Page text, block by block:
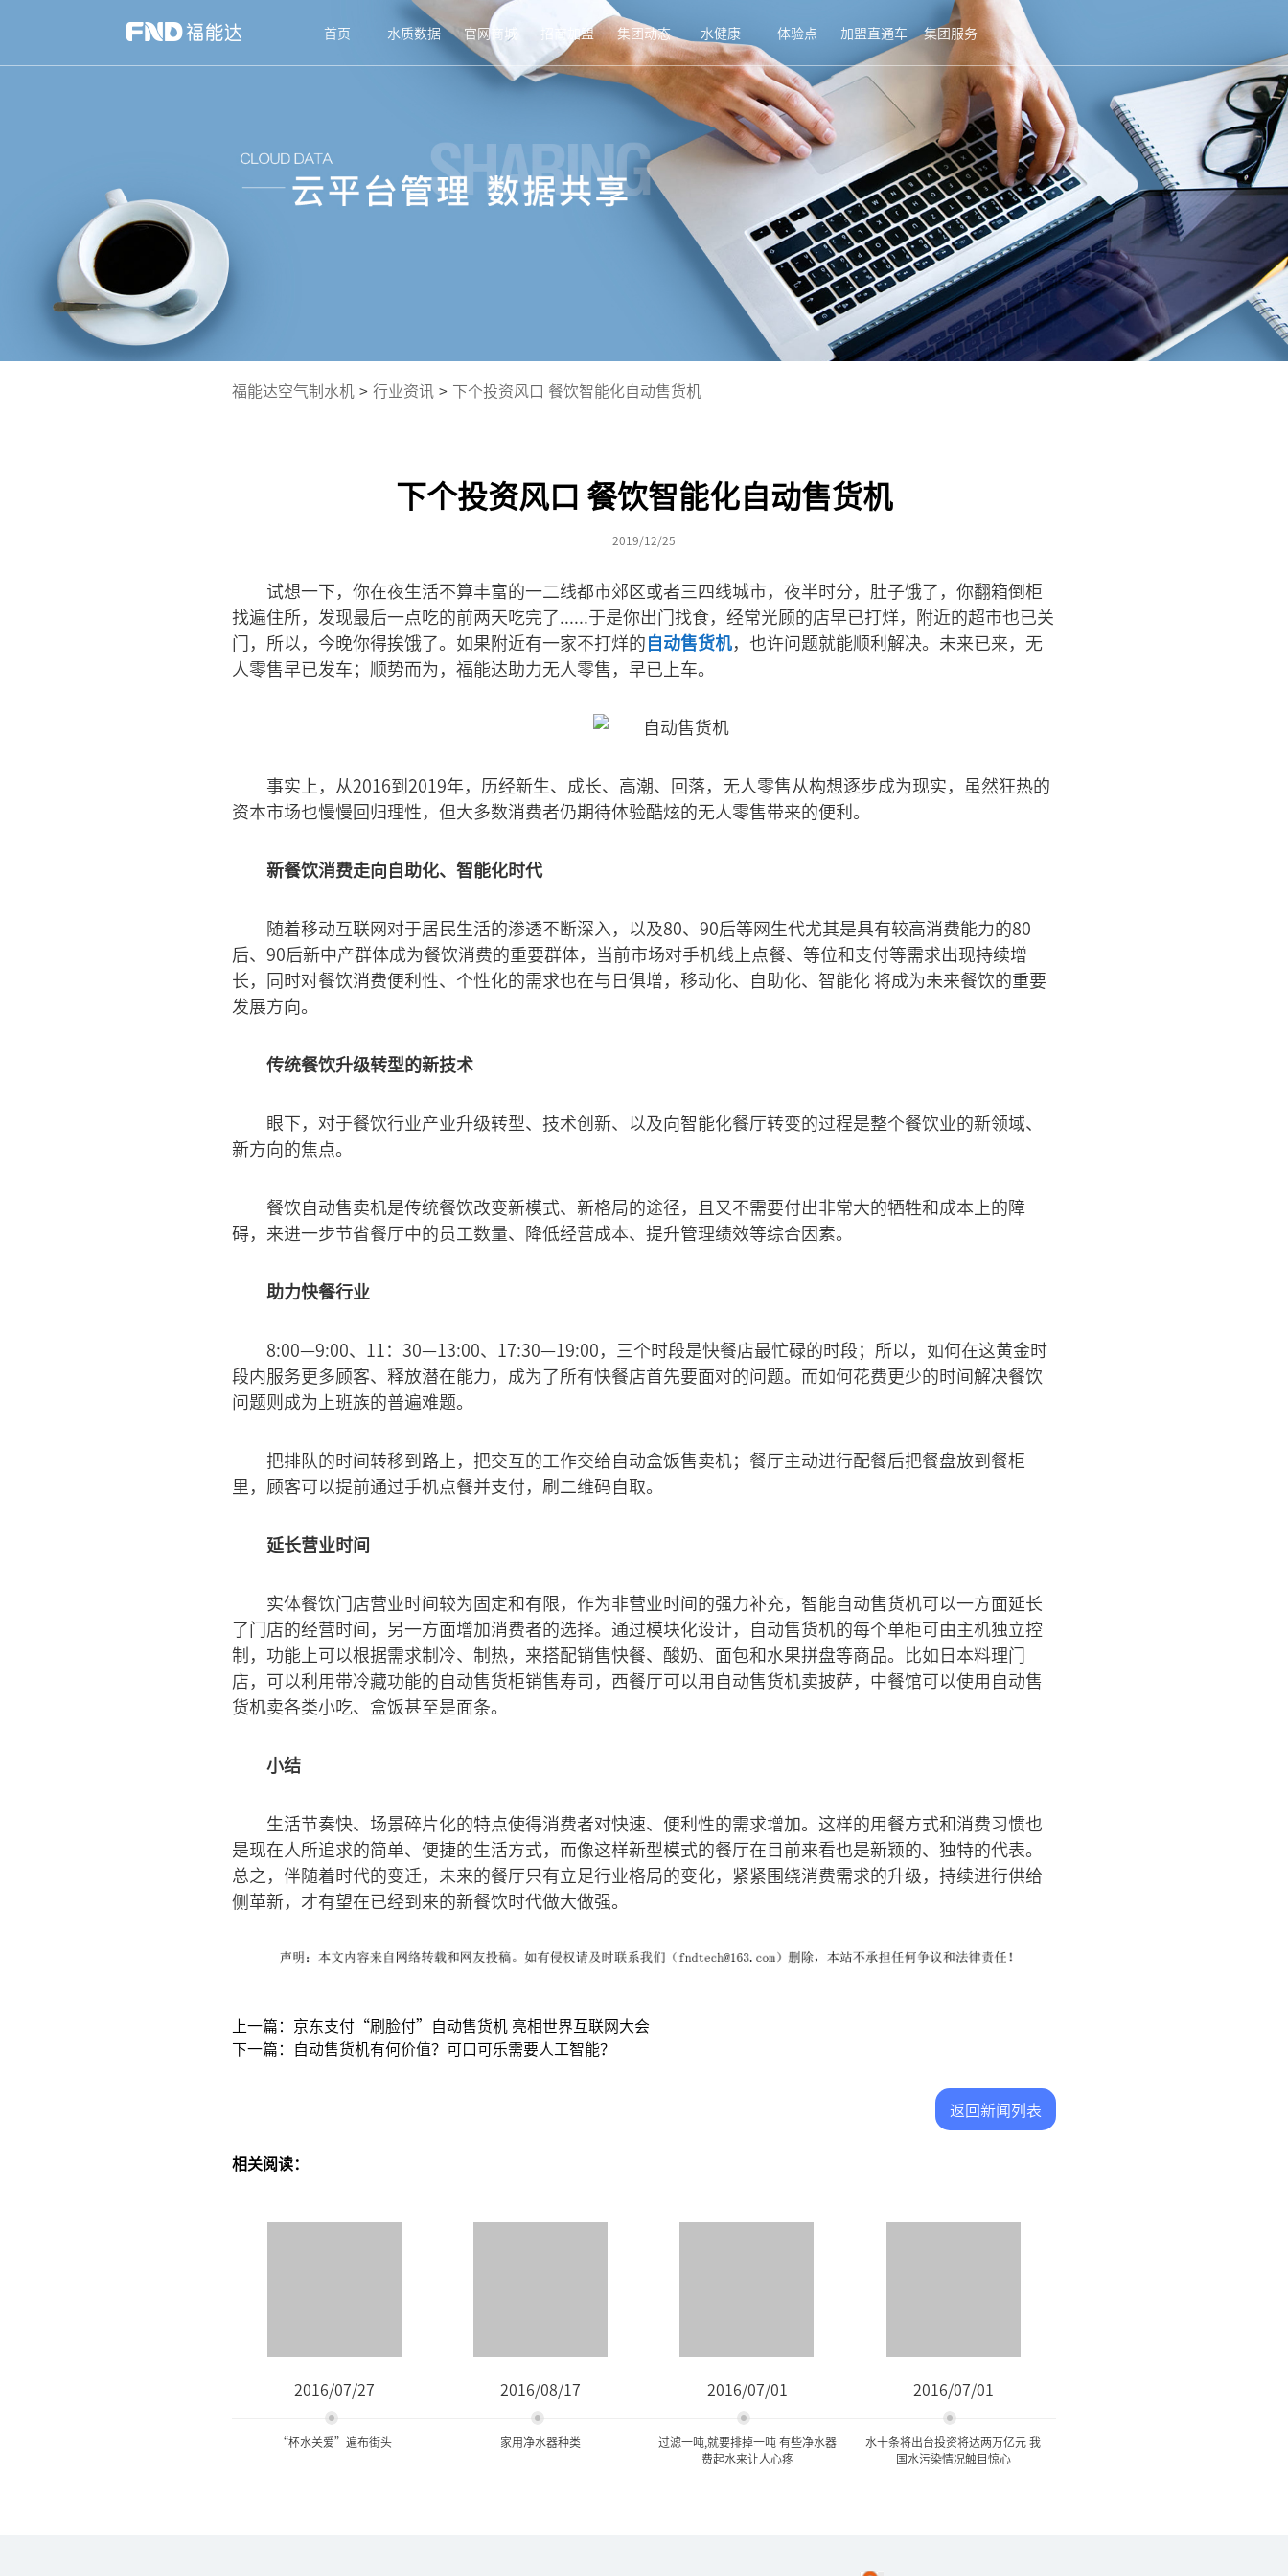
首页 水质数据 官网商城 招商加盟 集团动态 水健康 体验点 加盟直通车 集团服务
福能达空气制水机 > 行业资讯 > 下个投资风口 餐饮智能化自动售货机
下个投资风口 餐饮智能化自动售货机
2019/12/25
试想一下，你在夜生活不算丰富的一二线都市郊区或者三四线城市，夜半时分，肚子饿了，你翻箱倒柜
找遍住所，发现最后一点吃的前两天吃完了......于是你出门找食，经常光顾的店早已打烊，附近的超市也已关
门，所以，今晚你得挨饿了。如果附近有一家不打烊的自动售货机，也许问题就能顺利解决。未来已来，无
人零售早已发车；顺势而为，福能达助力无人零售，早已上车。
事实上，从2016到2019年，历经新生、成长、高潮、回落，无人零售从构想逐步成为现实，虽然狂热的
资本市场也慢慢回归理性，但大多数消费者仍期待体验酷炫的无人零售带来的便利。
新餐饮消费走向自助化、智能化时代
随着移动互联网对于居民生活的渗透不断深入，以及80、90后等网生代尤其是具有较高消费能力的80
后、90后新中产群体成为餐饮消费的重要群体，当前市场对手机线上点餐、等位和支付等需求出现持续增
长，同时对餐饮消费便利性、个性化的需求也在与日俱增，移动化、自助化、智能化 将成为未来餐饮的重要
发展方向。
传统餐饮升级转型的新技术
眼下，对于餐饮行业产业升级转型、技术创新、以及向智能化餐厅转变的过程是整个餐饮业的新领域、
新方向的焦点。
餐饮自动售卖机是传统餐饮改变新模式、新格局的途径，且又不需要付出非常大的牺牲和成本上的障
碍，来进一步节省餐厅中的员工数量、降低经营成本、提升管理绩效等综合因素。
助力快餐行业
8:00—9:00、11：30—13:00、17:30—19:00，三个时段是快餐店最忙碌的时段；所以，如何在这黄金时
段内服务更多顾客、释放潜在能力，成为了所有快餐店首先要面对的问题。而如何花费更少的时间解决餐饮
问题则成为上班族的普遍难题。
把排队的时间转移到路上，把交互的工作交给自动盒饭售卖机；餐厅主动进行配餐后把餐盘放到餐柜
里，顾客可以提前通过手机点餐并支付，刷二维码自取。
延长营业时间
实体餐饮门店营业时间较为固定和有限，作为非营业时间的强力补充，智能自动售货机可以一方面延长
了门店的经营时间，另一方面增加消费者的选择。通过模块化设计，自动售货机的每个单柜可由主机独立控
制，功能上可以根据需求制冷、制热，来搭配销售快餐、酸奶、面包和水果拼盘等商品。比如日本料理门
店，可以利用带冷藏功能的自动售货柜销售寿司，西餐厅可以用自动售货机卖披萨，中餐馆可以使用自动售
货机卖各类小吃、盒饭甚至是面条。
小结
生活节奏快、场景碎片化的特点使得消费者对快速、便利性的需求增加。这样的用餐方式和消费习惯也
是现在人所追求的简单、便捷的生活方式，而像这样新型模式的餐厅在目前来看也是新颖的、独特的代表。
总之，伴随着时代的变迁，未来的餐厅只有立足行业格局的变化，紧紧围绕消费需求的升级，持续进行供给
侧革新，才有望在已经到来的新餐饮时代做大做强。
上一篇：京东支付“刷脸付”自动售货机 亮相世界互联网大会
下一篇：自动售货机有何价值？可口可乐需要人工智能？
返回新闻列表
相关阅读：
2016/07/27
“杯水关爱”遍布街头
2016/08/17
家用净水器种类
2016/07/01
过滤一吨,就要排掉一吨 有些净水器
费起水来让人心疼
2016/07/01
水十条将出台投资将达两万亿元 我
国水污染情况触目惊心